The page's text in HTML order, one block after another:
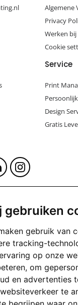
gebruiken
gebruik van
tracking-
op onze
om
en advertenties
te
Algemene
Privacy
Werken
Cookie
Service
Print
Design
Gratis